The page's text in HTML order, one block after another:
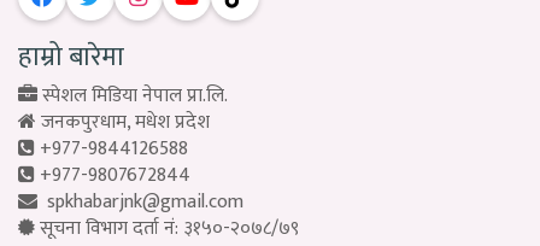
हाम्रो बारेमा
स्पेशल मिडिया नेपाल प्रा.लि.
जनकपुरधाम, मधेश प्रदेश
+977-9844126588
+977-9807672844
spkhabarjnk@gmail.com
सूचना विभाग दर्ता नं: ३१५०-२०७८/७९